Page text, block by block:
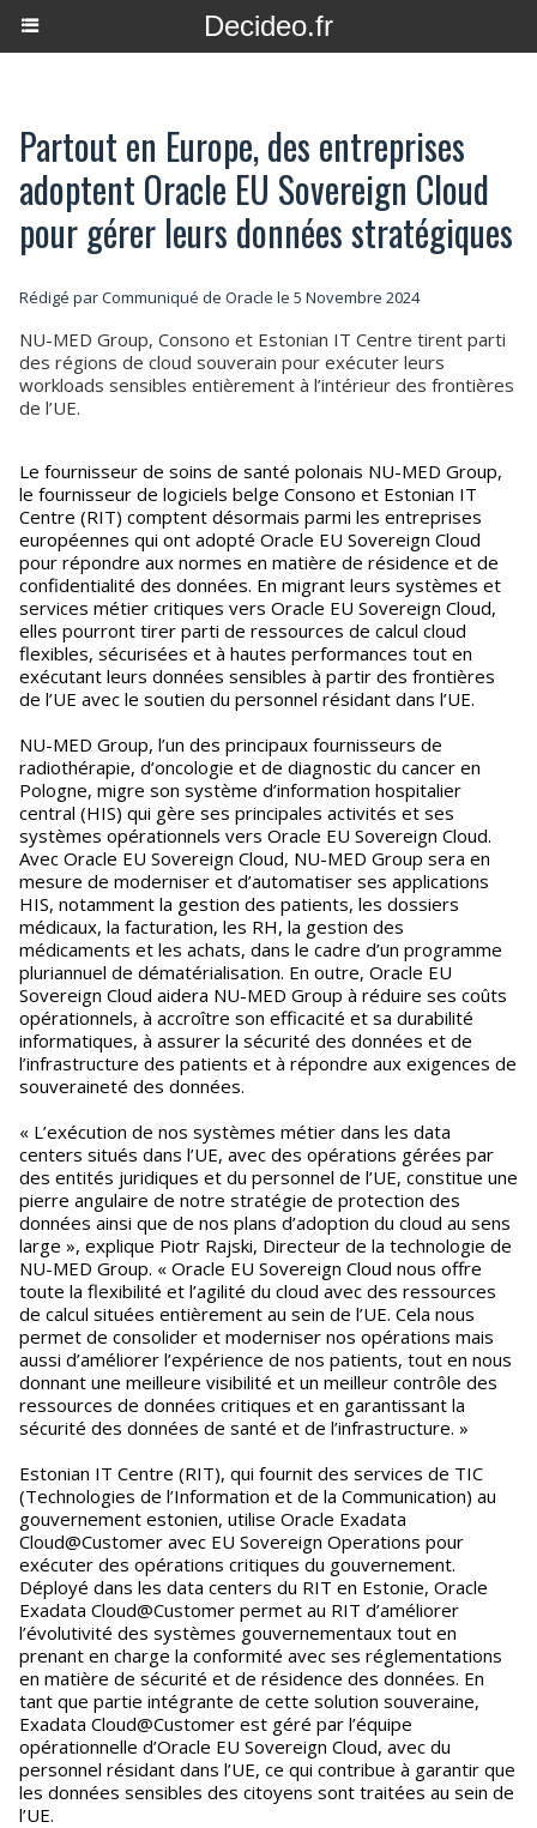
Decideo.fr
Partout en Europe, des entreprises
adoptent Oracle EU Sovereign Cloud
pour gérer leurs données stratégiques
Rédigé par Communiqué de Oracle le 5 Novembre 2024
NU-MED Group, Consono et Estonian IT Centre tirent parti
des régions de cloud souverain pour exécuter leurs
workloads sensibles entièrement à l’intérieur des frontières
de l’UE.
Le fournisseur de soins de santé polonais NU-MED Group,
le fournisseur de logiciels belge Consono et Estonian IT
Centre (RIT) comptent désormais parmi les entreprises
européennes qui ont adopté Oracle EU Sovereign Cloud
pour répondre aux normes en matière de résidence et de
confidentialité des données. En migrant leurs systèmes et
services métier critiques vers Oracle EU Sovereign Cloud,
elles pourront tirer parti de ressources de calcul cloud
flexibles, sécurisées et à hautes performances tout en
exécutant leurs données sensibles à partir des frontières
de l’UE avec le soutien du personnel résidant dans l’UE.
NU-MED Group, l’un des principaux fournisseurs de
radiothérapie, d’oncologie et de diagnostic du cancer en
Pologne, migre son système d’information hospitalier
central (HIS) qui gère ses principales activités et ses
systèmes opérationnels vers Oracle EU Sovereign Cloud.
Avec Oracle EU Sovereign Cloud, NU-MED Group sera en
mesure de moderniser et d’automatiser ses applications
HIS, notamment la gestion des patients, les dossiers
médicaux, la facturation, les RH, la gestion des
médicaments et les achats, dans le cadre d’un programme
pluriannuel de dématérialisation. En outre, Oracle EU
Sovereign Cloud aidera NU-MED Group à réduire ses coûts
opérationnels, à accroître son efficacité et sa durabilité
informatiques, à assurer la sécurité des données et de
l’infrastructure des patients et à répondre aux exigences de
souveraineté des données.
« L’exécution de nos systèmes métier dans les data
centers situés dans l’UE, avec des opérations gérées par
des entités juridiques et du personnel de l’UE, constitue une
pierre angulaire de notre stratégie de protection des
données ainsi que de nos plans d’adoption du cloud au sens
large », explique Piotr Rajski, Directeur de la technologie de
NU-MED Group. « Oracle EU Sovereign Cloud nous offre
toute la flexibilité et l’agilité du cloud avec des ressources
de calcul situées entièrement au sein de l’UE. Cela nous
permet de consolider et moderniser nos opérations mais
aussi d’améliorer l’expérience de nos patients, tout en nous
donnant une meilleure visibilité et un meilleur contrôle des
ressources de données critiques et en garantissant la
sécurité des données de santé et de l’infrastructure. »
Estonian IT Centre (RIT), qui fournit des services de TIC
(Technologies de l’Information et de la Communication) au
gouvernement estonien, utilise Oracle Exadata
Cloud@Customer avec EU Sovereign Operations pour
exécuter des opérations critiques du gouvernement.
Déployé dans les data centers du RIT en Estonie, Oracle
Exadata Cloud@Customer permet au RIT d’améliorer
l’évolutivité des systèmes gouvernementaux tout en
prenant en charge la conformité avec ses réglementations
en matière de sécurité et de résidence des données. En
tant que partie intégrante de cette solution souveraine,
Exadata Cloud@Customer est géré par l’équipe
opérationnelle d’Oracle EU Sovereign Cloud, avec du
personnel résidant dans l’UE, ce qui contribue à garantir que
les données sensibles des citoyens sont traitées au sein de
l’UE.